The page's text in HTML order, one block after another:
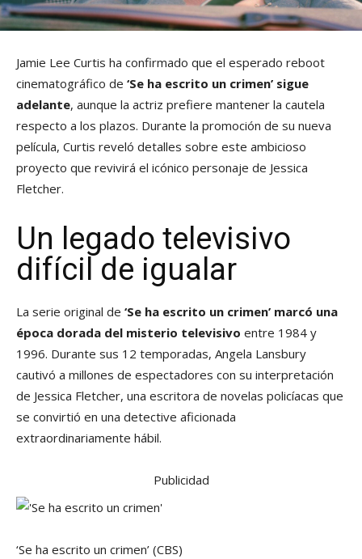
Jamie Lee Curtis ha confirmado que el esperado reboot
cinematográfico de ‘Se ha escrito un crimen’ sigue
adelante, aunque la actriz prefiere mantener la cautela
respecto a los plazos. Durante la promoción de su nueva
película, Curtis reveló detalles sobre este ambicioso
proyecto que revivirá el icónico personaje de Jessica
Fletcher.
Un legado televisivo
difícil de igualar
La serie original de ‘Se ha escrito un crimen’ marcó una
época dorada del misterio televisivo entre 1984 y
1996. Durante sus 12 temporadas, Angela Lansbury
cautivó a millones de espectadores con su interpretación
de Jessica Fletcher, una escritora de novelas policíacas que
se convirtió en una detective aficionada
extraordinariamente hábil.
Publicidad
‘Se ha escrito un crimen’ (CBS)